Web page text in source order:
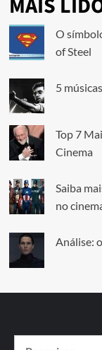
MAIS
O
of Steel
5
Top 7
Cinema
Saiba
no
Análise: